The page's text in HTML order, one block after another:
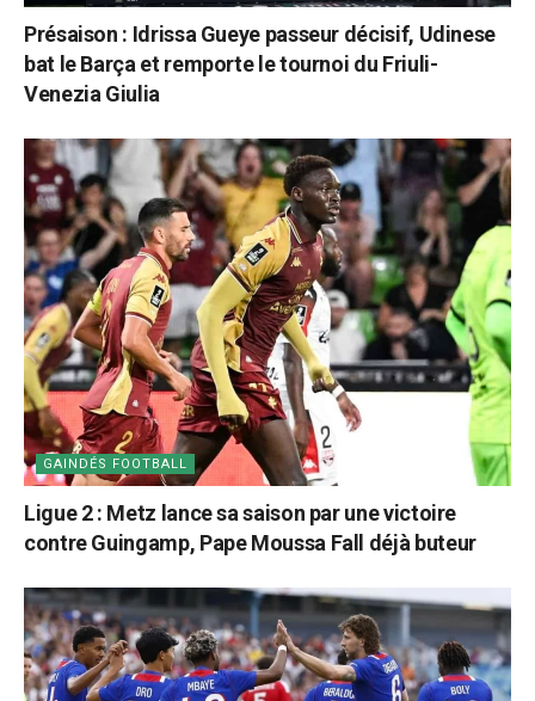
Présaison : Idrissa Gueye passeur décisif, Udinese
bat le Barça et remporte le tournoi du Friuli-
Venezia Giulia
GAINDÉS FOOTBALL
Ligue 2 : Metz lance sa saison par une victoire
contre Guingamp, Pape Moussa Fall déjà buteur